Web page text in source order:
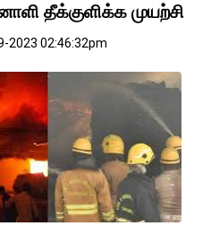
தீக்குளிக்க முயற்சி
2023 02:46:32pm